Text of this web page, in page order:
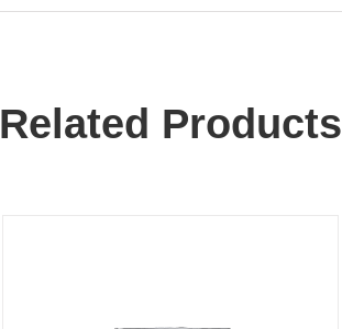
Related Products